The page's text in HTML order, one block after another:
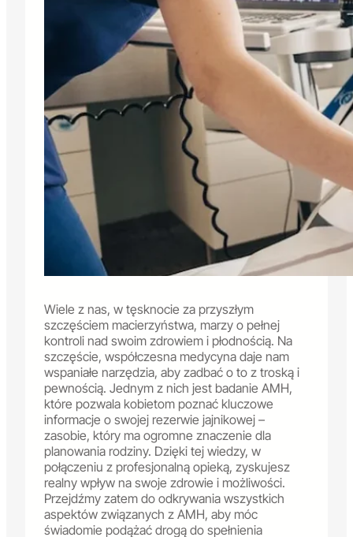
Wiele z nas, w tęsknocie za przyszłym
szczęściem macierzyństwa, marzy o pełnej
kontroli nad swoim zdrowiem i płodnością. Na
szczęście, współczesna medycyna daje nam
wspaniałe narzędzia, aby zadbać o to z troską i
pewnością. Jednym z nich jest badanie AMH,
które pozwala kobietom poznać kluczowe
informacje o swojej rezerwie jajnikowej –
zasobie, który ma ogromne znaczenie dla
planowania rodziny. Dzięki tej wiedzy, w
połączeniu z profesjonalną opieką, zyskujesz
realny wpływ na swoje zdrowie i możliwości.
Przejdźmy zatem do odkrywania wszystkich
aspektów związanych z AMH, aby móc
świadomie podążać drogą do spełnienia